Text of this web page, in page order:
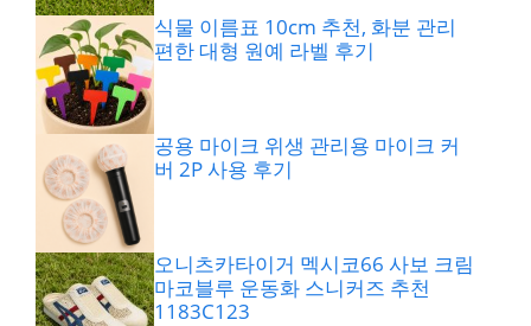
식물 이름표 10cm 추천, 화분 관리
편한 대형 원예 라벨 후기
공용 마이크 위생 관리용 마이크 커
버 2P 사용 후기
오니츠카타이거 멕시코66 사보 크림
마코블루 운동화 스니커즈 추천
1183C123